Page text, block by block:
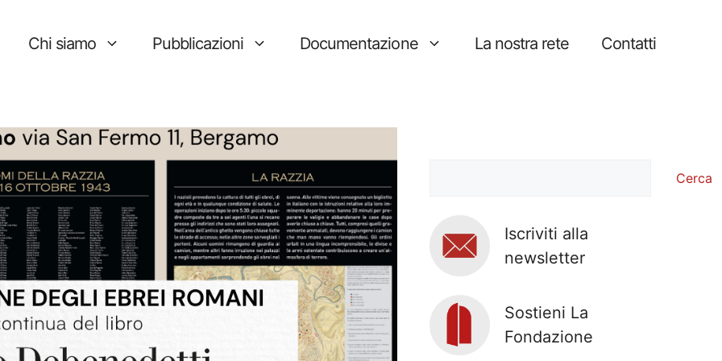
Chi siamo Pubblicazioni Documentazione La nostra rete Contatti
Cerca
Iscriviti alla
newsletter
Sostieni La
Fondazione